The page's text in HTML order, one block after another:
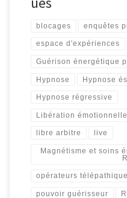
blocages enquêtes
espace d'expériences
Guérison énergétique
Hypnose Hypnose
Hypnose régressive
Libération
libre arbitre live
Magnétisme et soins
opérateurs
pouvoir guérisseur